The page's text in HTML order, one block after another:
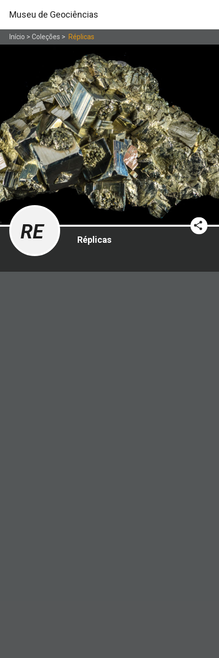
Museu de Geociências
Início > Coleções > Réplicas
RE Réplicas